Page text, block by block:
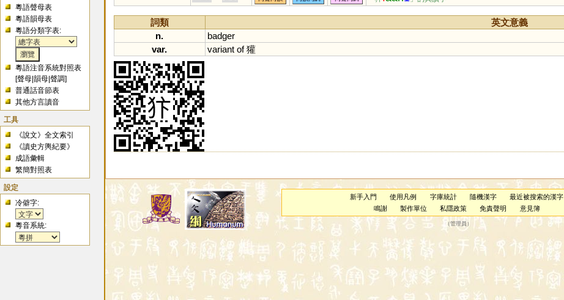
粵語聲母表
粵語韻母表
粵語分類字表:
粵語注音系統對照表
[聲母 |韻母 |聲調]
普通話音節表
其他方言讀音
工具
《說文》全文索引
《讀史方輿紀要》
成語彙輯
繁簡對照表
設定
冷僻字:
粵音系統:
詞類
英文意義
n.
badger
var.
variant of獾
新手入門 使用凡例 字庫統計 隨機漢字
最近被搜索的漢字
鳴謝
製作單位 私隱政策 免責聲明 意見簿
（管理員 ）